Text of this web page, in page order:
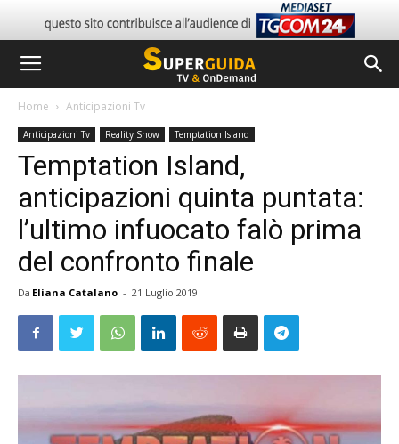
Home Anticipazioni Tv
Anticipazioni Tv Reality Show Temptation Island
Temptation Island,
anticipazioni quinta puntata:
l’ultimo infuocato falò prima
del confronto finale
Da Eliana Catalano - 21 Luglio 2019